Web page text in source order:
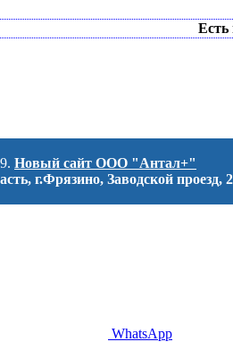
Есть
Новый сайт ООО "Антал+"
г.Фрязино, Заводской проезд, 2
WhatsApp